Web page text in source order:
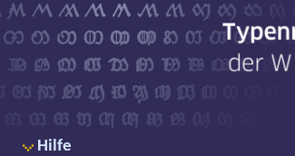
der
Hilfe